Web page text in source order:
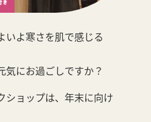
いよ寒さを肌で感じる
気にお過ごしですか？
ショップは、年末に向け